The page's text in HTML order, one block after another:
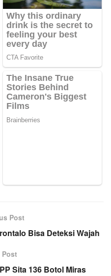
Post
Bisa Deteksi Wajah
Post
Sita 136 Botol Miras